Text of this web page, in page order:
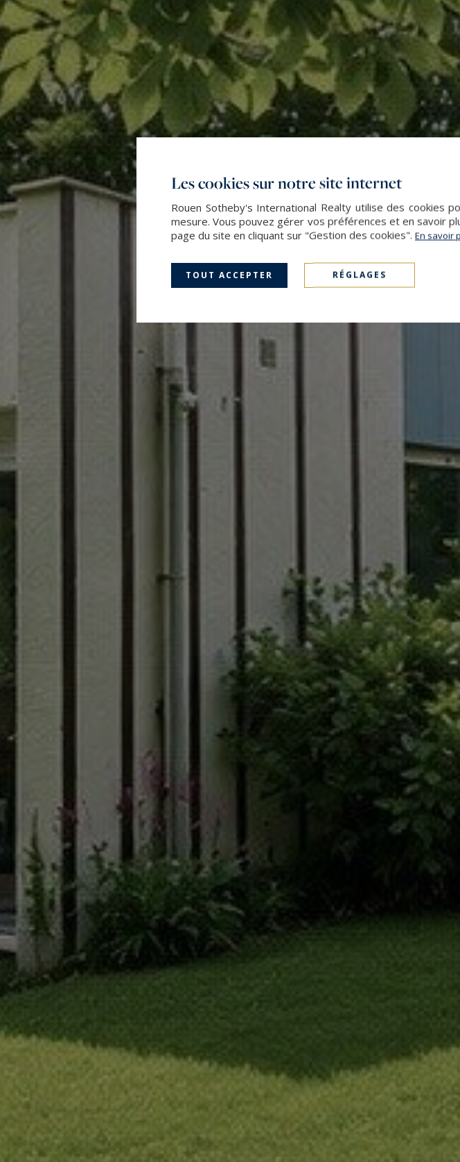
Les cookies sur notre site internet
Rouen Sotheby's International Realty utilise des cookies
mesure. Vous pouvez gérer vos préférences et en savoir
page du site en cliquant sur "Gestion des cookies". En savoir
TOUT ACCEPTER RÉGLAGES